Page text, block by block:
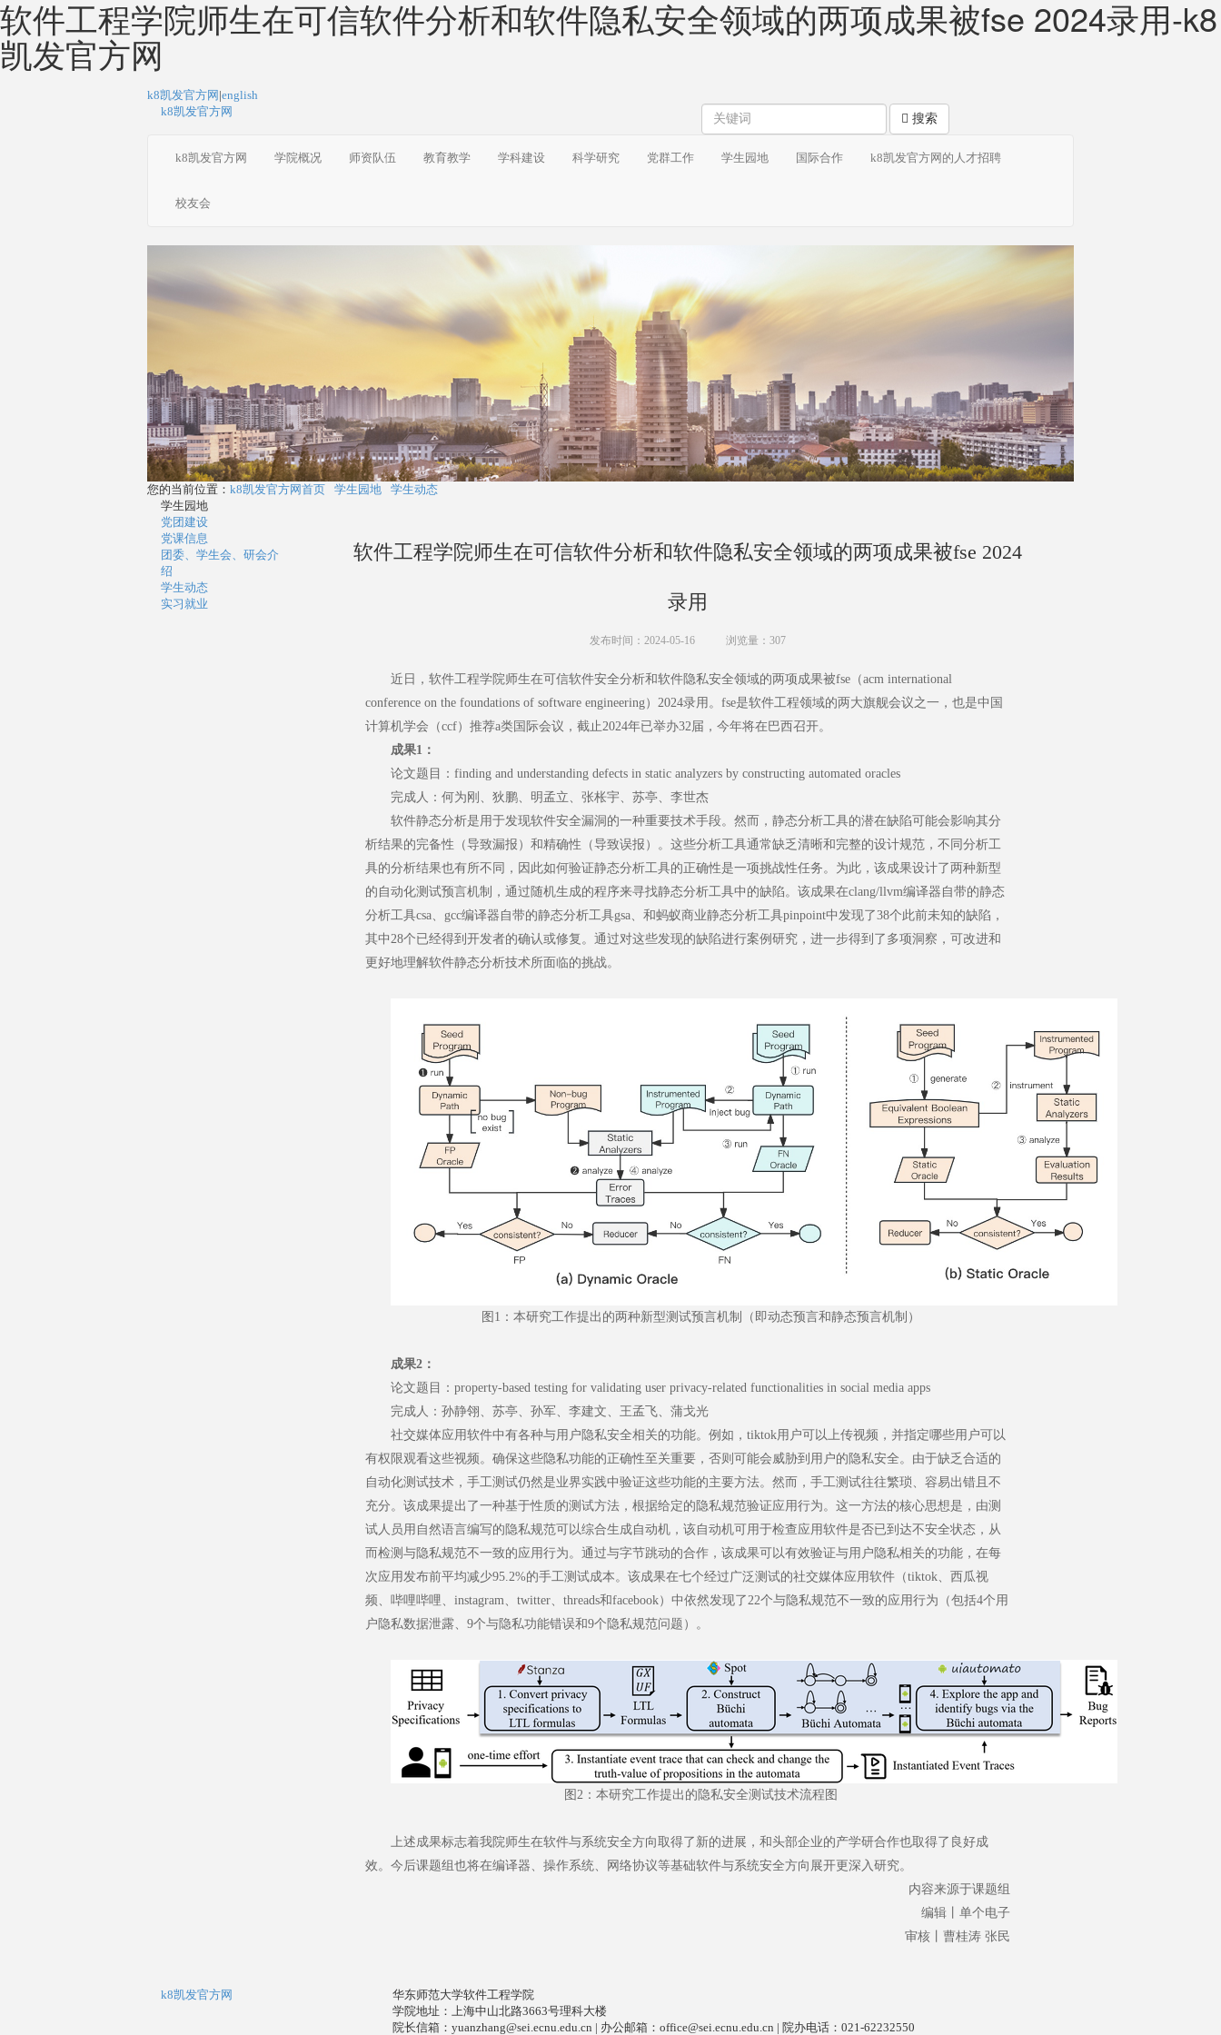
软件工程学院师生在可信软件分析和软件隐私安全领域的两项成果被fse 2024录用-k8
凯发官方网
k8凯发官方网 |english
k8凯发官方网
搜
搜索
k8凯发官方网 学院概况 师资队伍 教育教学 学科建设 科学研究 党群工作 学生园地 国际合作 k8凯发官方网的人才招聘
校友会
您的当前位置： k8凯发官方网首页 学生园地
学生动态
学生园地
党团建设
党课信息
团委、学生会、研会介
绍
学生动态
实习就业
软件工程学院师生在可信软件分析和软件隐私安全领域的两项成果被fse 2024
录用
发布时间：2024-05-16 浏览量： 307
近日，软件工程学院师生在可信软件安全分析和软件隐私安全领域的两项成果被fse（acm international
conference on the foundations of software engineering）2024录用。fse是软件工程领域的两大旗舰会议之一，也是中国
计算机学会（ccf）推荐a类国际会议，截止2024年已举办32届，今年将在巴西召开。
成果1：
论文题目：finding and understanding defects in static analyzers by constructing automated oracles
完成人：何为刚、狄鹏、明孟立、张枨宇、苏亭、李世杰
软件静态分析是用于发现软件安全漏洞的一种重要技术手段。然而，静态分析工具的潜在缺陷可能会影响其分
析结果的完备性（导致漏报）和精确性（导致误报）。这些分析工具通常缺乏清晰和完整的设计规范，不同分析工
具的分析结果也有所不同，因此如何验证静态分析工具的正确性是一项挑战性任务。为此，该成果设计了两种新型
的自动化测试预言机制，通过随机生成的程序来寻找静态分析工具中的缺陷。该成果在clang/llvm编译器自带的静态
分析工具csa、gcc编译器自带的静态分析工具gsa、和蚂蚁商业静态分析工具pinpoint中发现了38个此前未知的缺陷，
其中28个已经得到开发者的确认或修复。通过对这些发现的缺陷进行案例研究，进一步得到了多项洞察，可改进和
更好地理解软件静态分析技术所面临的挑战。
图1：本研究工作提出的两种新型测试预言机制（即动态预言和静态预言机制）
成果2：
论文题目：property-based testing for validating user privacy-related functionalities in social media apps
完成人：孙静翎、苏亭、孙军、李建文、王孟飞、蒲戈光
社交媒体应用软件中有各种与用户隐私安全相关的功能。例如，tiktok用户可以上传视频，并指定哪些用户可以
有权限观看这些视频。确保这些隐私功能的正确性至关重要，否则可能会威胁到用户的隐私安全。由于缺乏合适的
自动化测试技术，手工测试仍然是业界实践中验证这些功能的主要方法。然而，手工测试往往繁琐、容易出错且不
充分。该成果提出了一种基于性质的测试方法，根据给定的隐私规范验证应用行为。这一方法的核心思想是，由测
试人员用自然语言编写的隐私规范可以综合生成自动机，该自动机可用于检查应用软件是否已到达不安全状态，从
而检测与隐私规范不一致的应用行为。通过与字节跳动的合作，该成果可以有效验证与用户隐私相关的功能，在每
次应用发布前平均减少95.2%的手工测试成本。该成果在七个经过广泛测试的社交媒体应用软件（tiktok、西瓜视
频、哔哩哔哩、instagram、twitter、threads和facebook）中依然发现了22个与隐私规范不一致的应用行为（包括4个用
户隐私数据泄露、9个与隐私功能错误和9个隐私规范问题）。
图2：本研究工作提出的隐私安全测试技术流程图
上述成果标志着我院师生在软件与系统安全方向取得了新的进展，和头部企业的产学研合作也取得了良好成
效。今后课题组也将在编译器、操作系统、网络协议等基础软件与系统安全方向展开更深入研究。
内容来源于课题组
编辑丨单个电子
审核丨曹桂涛 张民
k8凯发官方网
华东师范大学软件工程学院
学院地址：上海中山北路3663号理科大楼
院长信箱： yuanzhang@sei.ecnu.edu.cn | 办公邮箱： office@sei.ecnu.edu.cn | 院办电话：021-62232550